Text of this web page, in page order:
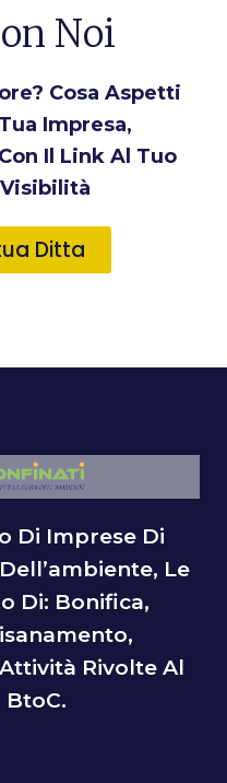
Noi
Cosa Aspetti
Impresa,
Il Link Al Tuo
Ditta
Di Imprese Di
Le
Di: Bonifica,
Rivolte Al
BtoC.